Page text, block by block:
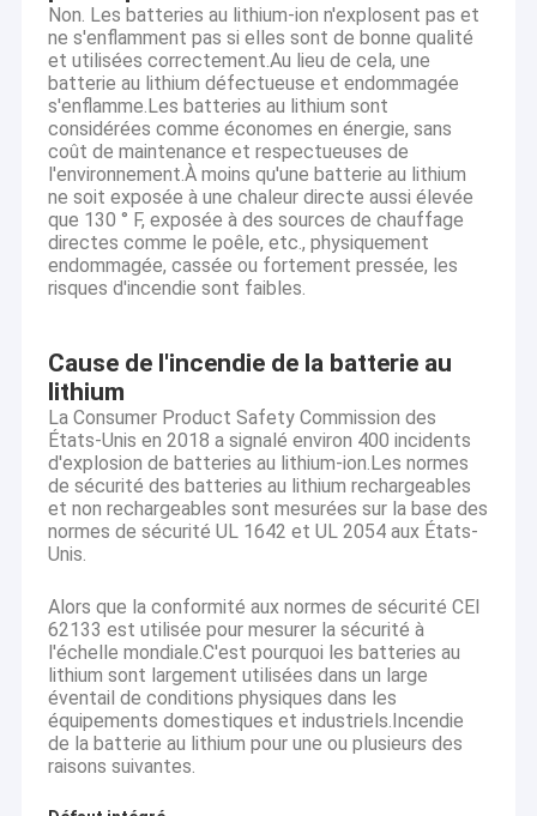
Non. Les batteries au lithium-ion n'explosent pas et
ne s'enflamment pas si elles sont de bonne qualité
et utilisées correctement.Au lieu de cela, une
batterie au lithium défectueuse et endommagée
s'enflamme.Les batteries au lithium sont
considérées comme économes en énergie, sans
coût de maintenance et respectueuses de
l'environnement.À moins qu'une batterie au lithium
ne soit exposée à une chaleur directe aussi élevée
que 130 ° F, exposée à des sources de chauffage
directes comme le poêle, etc., physiquement
endommagée, cassée ou fortement pressée, les
risques d'incendie sont faibles.
Cause de l'incendie de la batterie au
lithium
La Consumer Product Safety Commission des
États-Unis en 2018 a signalé environ 400 incidents
d'explosion de batteries au lithium-ion.Les normes
de sécurité des batteries au lithium rechargeables
et non rechargeables sont mesurées sur la base des
normes de sécurité UL 1642 et UL 2054 aux États-
Unis.
Alors que la conformité aux normes de sécurité CEI
62133 est utilisée pour mesurer la sécurité à
l'échelle mondiale.C'est pourquoi les batteries au
lithium sont largement utilisées dans un large
éventail de conditions physiques dans les
équipements domestiques et industriels.Incendie
de la batterie au lithium pour une ou plusieurs des
raisons suivantes.